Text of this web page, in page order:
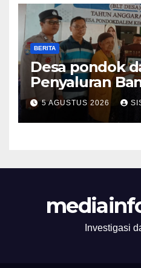
BERITA
Desa pondok
Penyaluran
Langsung
Desa
Kecamatan
5 AGUSTUS 2026
Investigasi